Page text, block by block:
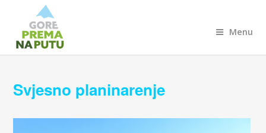
Menu
Svjesno planinarenje